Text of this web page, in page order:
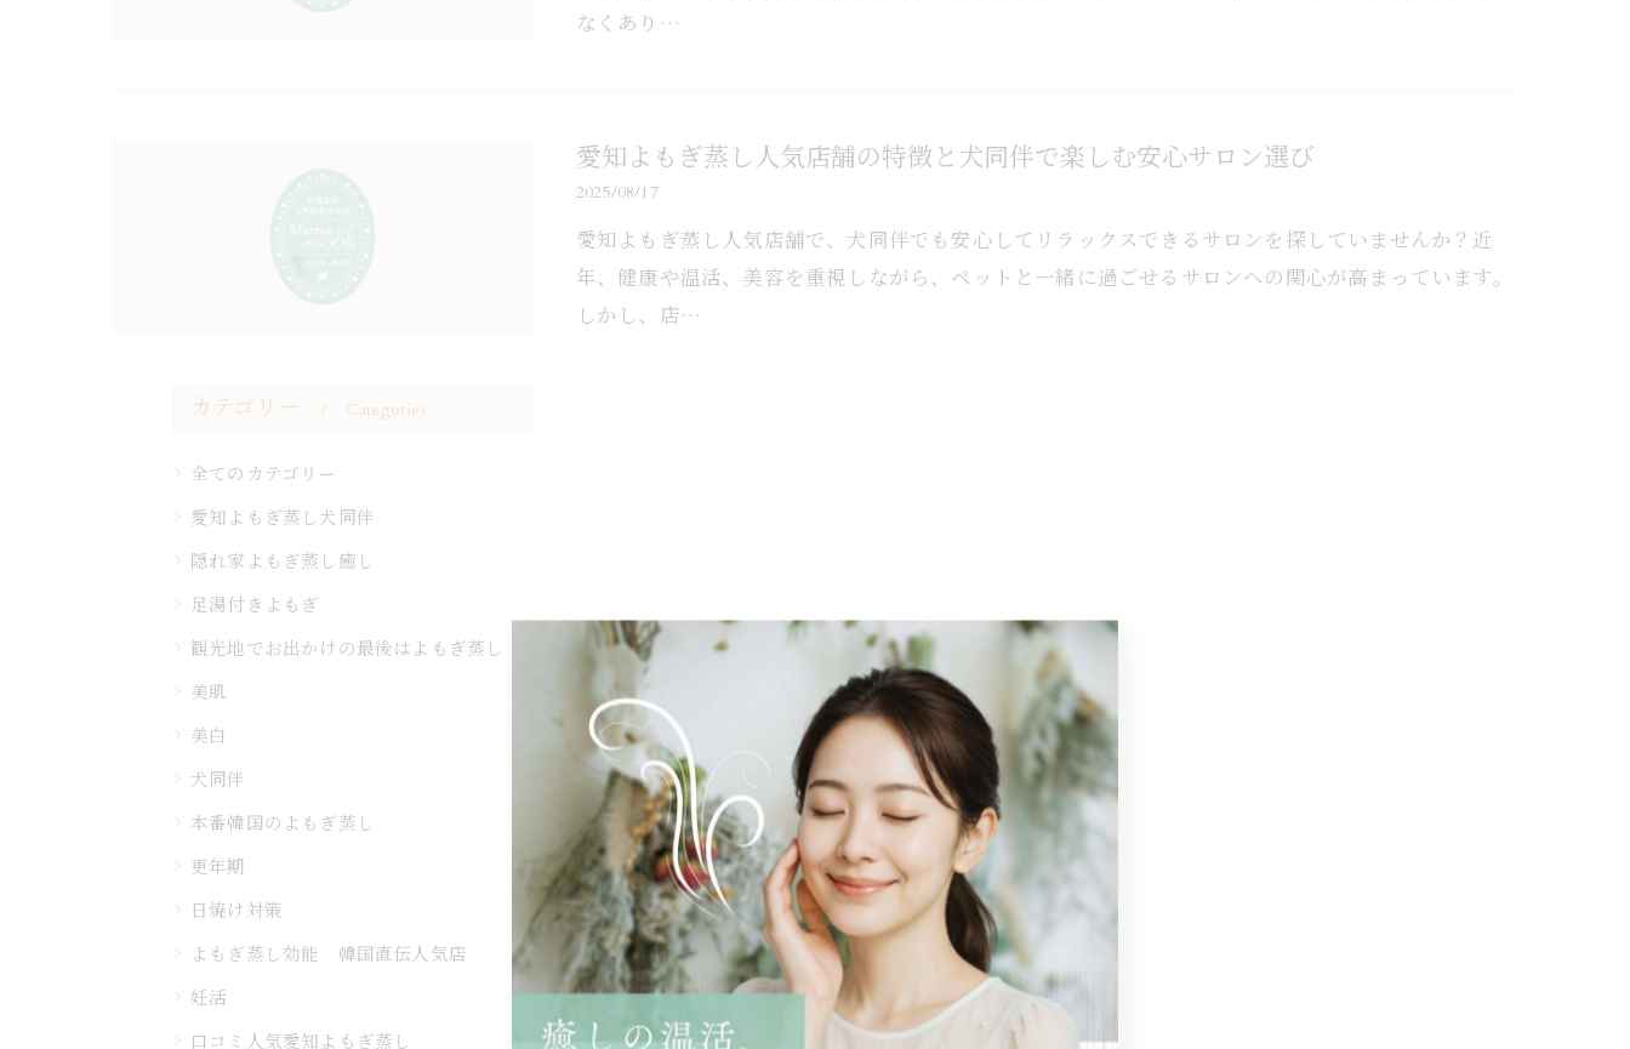
なくあり…
愛知よもぎ蒸し人気店舗の特徴と犬同伴で楽しむ安心サロン選び
2025/08/17
愛知よもぎ蒸し人気店舗で、犬同伴でも安心してリラックスできるサロンを探していませんか？近
年、健康や温活、美容を重視しながら、ペットと一緒に過ごせるサロンへの関心が高まっています。
しかし、店…
カテゴリー Categories
全てのカテゴリー
愛知よもぎ蒸し犬同伴
隠れ家よもぎ蒸し癒し
足湯付きよもぎ
観光地でお出かけの最後はよもぎ蒸し
美肌
美白
犬同伴
本番韓国のよもぎ蒸し
更年期
日焼け対策
よもぎ蒸し効能 韓国直伝人気店
妊活
口コミ人気愛知よもぎ蒸し